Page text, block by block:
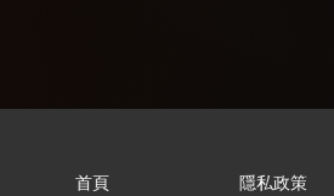
首頁 ​隱私政策